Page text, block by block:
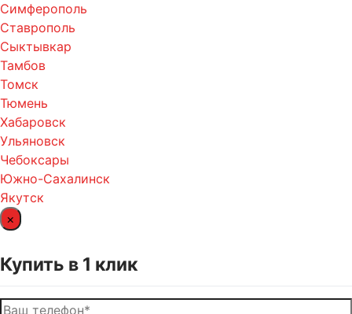
Симферополь
Ставрополь
Сыктывкар
Тамбов
Томск
Тюмень
Хабаровск
Ульяновск
Чебоксары
Южно-Сахалинск
Якутск
×
Купить в 1 клик